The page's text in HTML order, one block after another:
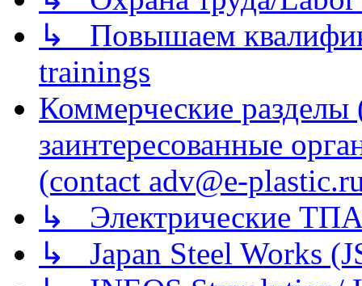
↳ Повышаем
trainings
Коммерческие
заинтересованные
(contact adv@e-
↳ Электрические
↳ Japan Steel Works